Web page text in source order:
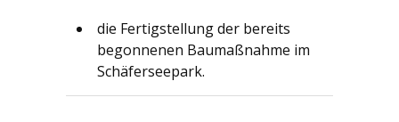
die Fertigstellung der bereits
begonnenen Baumaßnahme im
Schäferseepark.